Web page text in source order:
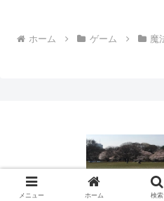
ホーム ゲーム 魔
© 2016 日常の疑問や困りご
メニュー ホーム 検索